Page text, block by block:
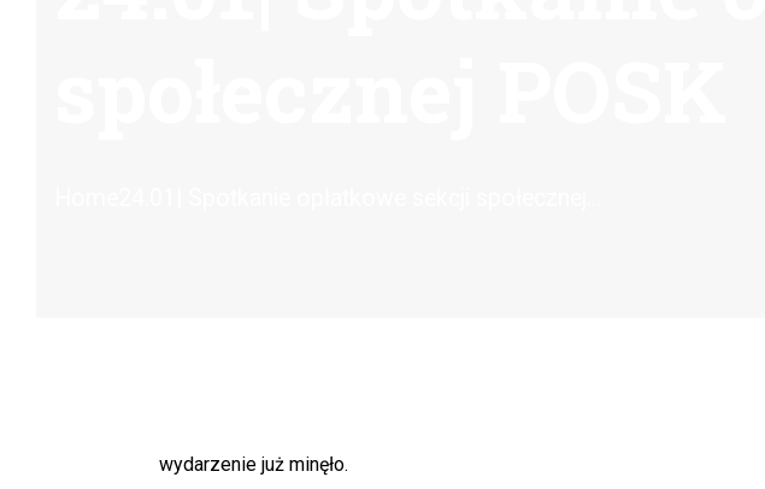
wydarzenie już minęło.